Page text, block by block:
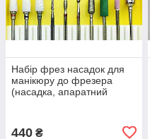
Набір фрез насадок для
манікюру до фрезера
(насадка, апаратний
440 ₴